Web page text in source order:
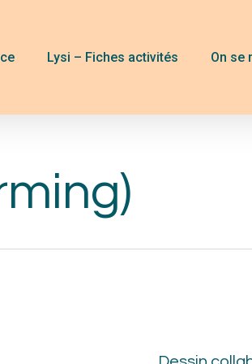
Lysi – Fiches activités On se